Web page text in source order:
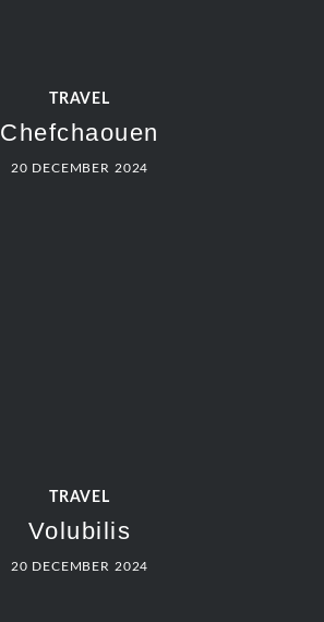
TRAVEL
Chefchaouen
20 DECEMBER 2024
TRAVEL
Volubilis
20 DECEMBER 2024